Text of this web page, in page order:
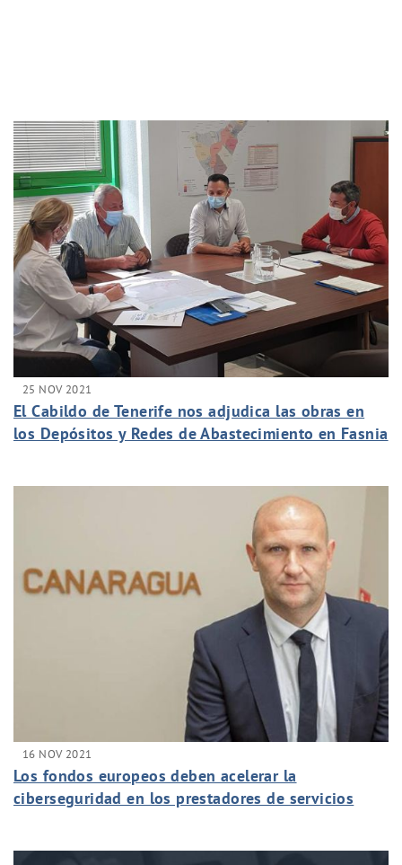
25 NOV 2021
El Cabildo de Tenerife nos adjudica las obras en
los Depósitos y Redes de Abastecimiento en Fasnia
16 NOV 2021
Los fondos europeos deben acelerar la
ciberseguridad en los prestadores de servicios